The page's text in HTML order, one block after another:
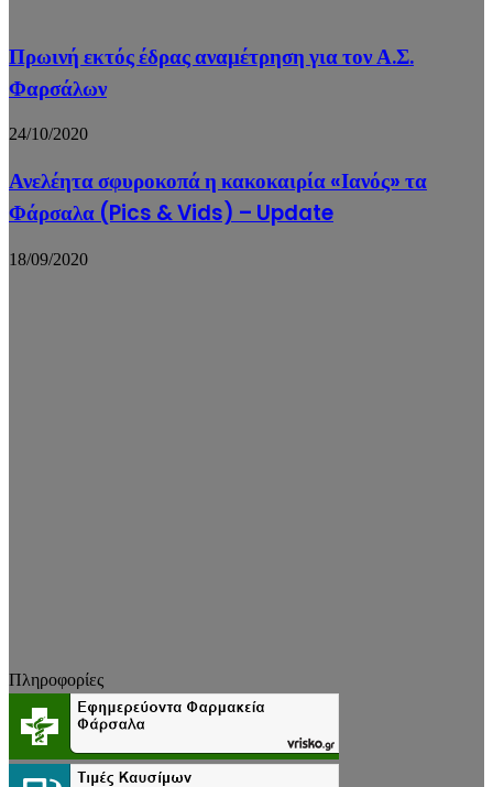
Πρωινή εκτός έδρας αναμέτρηση για τον Α.Σ.
Φαρσάλων
24/10/2020
Ανελέητα σφυροκοπά η κακοκαιρία «Ιανός» τα
Φάρσαλα (Pics & Vids) – Update
18/09/2020
Πληροφορίες